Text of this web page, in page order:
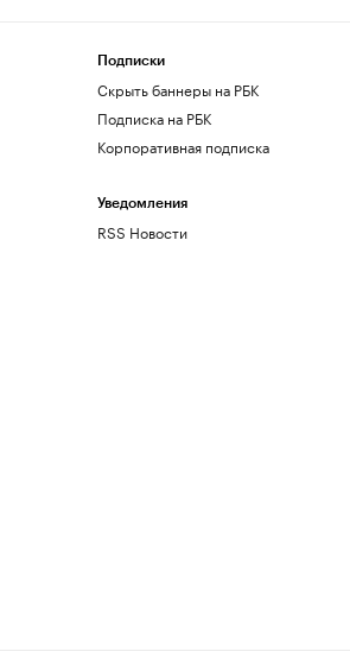
Подписки
Скрыть баннеры на РБК
Подписка на РБК
Корпоративная подписка
Уведомления
RSS Новости